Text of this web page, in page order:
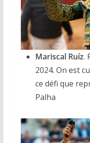
Mariscal Ruíz.
2024. On est
ce défi que
Palha